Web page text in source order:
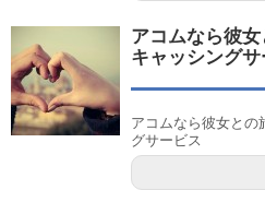
アコムなら彼
キャッシングサ
アコムなら彼女との
グサービス